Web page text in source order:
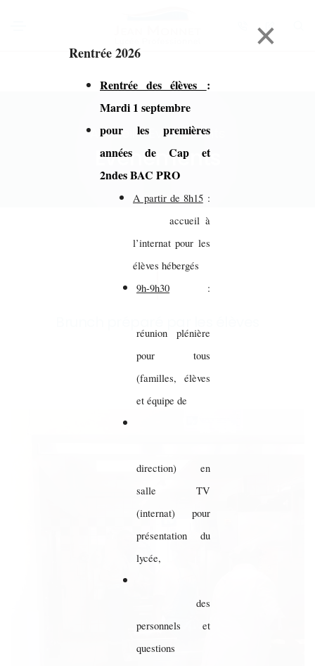
×
Rentrée 2026
Rentrée des élèves :
Mardi 1 septembre
pour les premières
années de Cap et
2ndes BAC PRO
A partir de 8h15:
accueil à
l’internat pour les
élèves hébergés
9h-9h30 :
réunion plénière
pour tous
(familles, élèves
et équipe de
direction) en
salle TV
(internat) pour
présentation du
lycée,
des
personnels et
questions
Accueil > Evénements
Evénements